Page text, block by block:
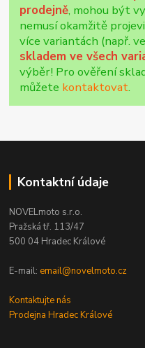
prodejně, mohou být
nemusí okamžitě
více variantách (např.
skladem ve všech
výběr! Pro ověření
můžete kontaktovat.
Kontaktní údaje
NOVELmoto s.r.o.
Pražská tř. 113/47
500 04 Hradec Králové
E-mail: email@novelmoto.cz
Kontaktujte nás
Prodejna Hradec Králové